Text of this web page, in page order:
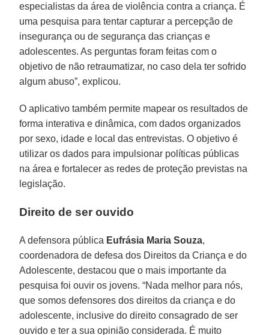
especialistas da área de violência contra a criança. É
uma pesquisa para tentar capturar a percepção de
insegurança ou de segurança das crianças e
adolescentes. As perguntas foram feitas com o
objetivo de não retraumatizar, no caso dela ter sofrido
algum abuso”, explicou.
O aplicativo também permite mapear os resultados de
forma interativa e dinâmica, com dados organizados
por sexo, idade e local das entrevistas. O objetivo é
utilizar os dados para impulsionar políticas públicas
na área e fortalecer as redes de proteção previstas na
legislação.
Direito de ser ouvido
A defensora pública Eufrásia Maria Souza,
coordenadora de defesa dos Direitos da Criança e do
Adolescente, destacou que o mais importante da
pesquisa foi ouvir os jovens. “Nada melhor para nós,
que somos defensores dos direitos da criança e do
adolescente, inclusive do direito consagrado de ser
ouvido e ter a sua opinião considerada. É muito